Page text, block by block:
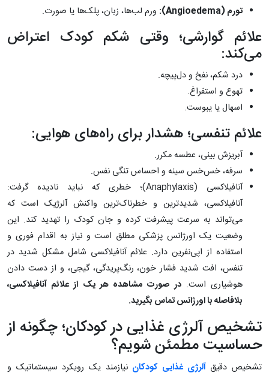
تورم (Angioedema
): ورم لب‌ها، زبان، پلک‌ها یا صورت.
علائم گوارشی؛ وقتی شکم کودک اعتراض
می‌کند:
درد شکم، نفخ و دل‌پیچه.
تهوع و استفراغ.
اسهال یا یبوست.
علائم تنفسی؛ هشدار برای راه‌های هوایی:
آبریزش بینی، عطسه مکرر.
سرفه، خس‌خس سینه و احساس تنگی نفس.
آنافیلاکسی (Anaphylaxis)؛ خطری که نباید نادیده گرفت:
آنافیلاکسی، شدیدترین و خطرناک‌ترین واکنش آلرژیک است که
می‌تواند به سرعت پیشرفت کرده و جان کودک را تهدید کند. این
وضعیت یک اورژانس پزشکی مطلق است و نیاز به اقدام فوری و
استفاده از اپی‌نفرین دارد. علائم آنافیلاکسی شامل مشکل شدید در
تنفس، افت شدید فشار خون، رنگ‌پریدگی، گیجی، و از دست دادن
هوشیاری است.در صورت مشاهده هر یک از علائم آنافیلاکسی،
بلافاصله با اورژانس تماس بگیرید.
تشخیص آلرژی غذایی در کودکان؛ چگونه از
حساسیت مطمئن شویم؟
تشخیص دقیقآلرژی غذایی کودکان نیازمند یک رویکرد سیستماتیک و